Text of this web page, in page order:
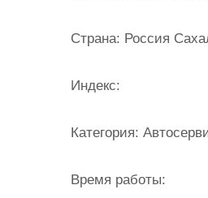
Страна: Россия
Индекс:
Категория:
Время работы: